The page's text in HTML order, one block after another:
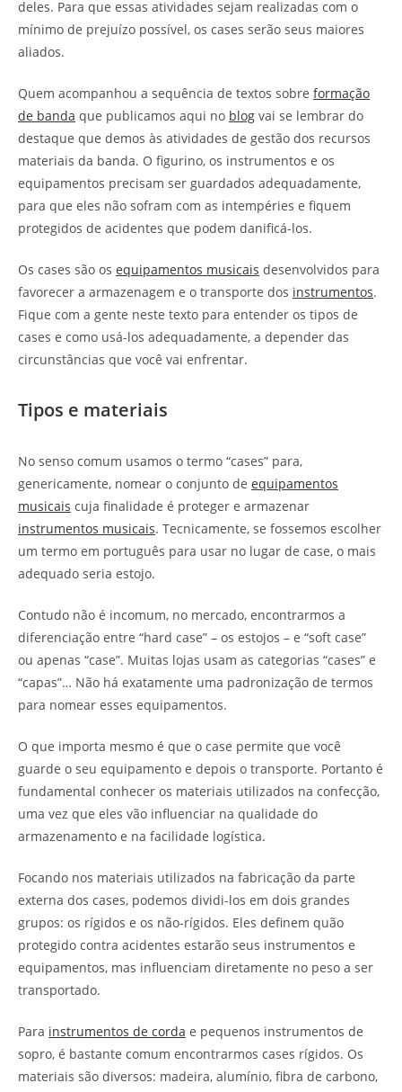
deles. Para que essas atividades sejam realizadas com o
mínimo de prejuízo possível, os cases serão seus maiores
aliados.
Quem acompanhou a sequência de textos sobre formação
de banda que publicamos aqui no blog vai se lembrar do
destaque que demos às atividades de gestão dos recursos
materiais da banda. O figurino, os instrumentos e os
equipamentos precisam ser guardados adequadamente,
para que eles não sofram com as intempéries e fiquem
protegidos de acidentes que podem danificá-los.
Os cases são os equipamentos musicais desenvolvidos para
favorecer a armazenagem e o transporte dos instrumentos.
Fique com a gente neste texto para entender os tipos de
cases e como usá-los adequadamente, a depender das
circunstâncias que você vai enfrentar.
Tipos e materiais
No senso comum usamos o termo “cases” para,
genericamente, nomear o conjunto de equipamentos
musicais cuja finalidade é proteger e armazenar
instrumentos musicais. Tecnicamente, se fossemos escolher
um termo em português para usar no lugar de case, o mais
adequado seria estojo.
Contudo não é incomum, no mercado, encontrarmos a
diferenciação entre “hard case” – os estojos – e “soft case”
ou apenas “case”. Muitas lojas usam as categorias “cases” e
“capas”… Não há exatamente uma padronização de termos
para nomear esses equipamentos.
O que importa mesmo é que o case permite que você
guarde o seu equipamento e depois o transporte. Portanto é
fundamental conhecer os materiais utilizados na confecção,
uma vez que eles vão influenciar na qualidade do
armazenamento e na facilidade logística.
Focando nos materiais utilizados na fabricação da parte
externa dos cases, podemos dividi-los em dois grandes
grupos: os rígidos e os não-rígidos. Eles definem quão
protegido contra acidentes estarão seus instrumentos e
equipamentos, mas influenciam diretamente no peso a ser
transportado.
Para instrumentos de corda e pequenos instrumentos de
sopro, é bastante comum encontrarmos cases rígidos. Os
materiais são diversos: madeira, alumínio, fibra de carbono,